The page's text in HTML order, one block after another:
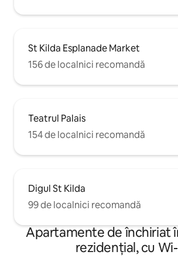
St Kilda Esplanade Market
156 de localnici recomandă
Teatrul Palais
154 de localnici recomandă
Digul St Kilda
99 de localnici recomandă
Apartamente de închiriat
rezidențial, cu